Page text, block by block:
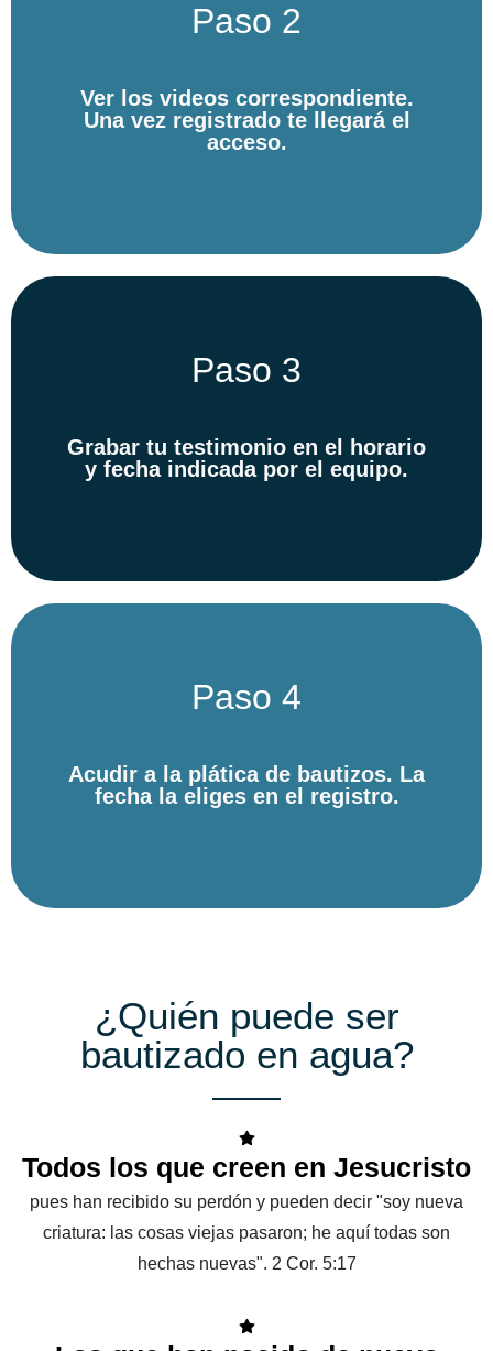
Paso 2
Ver los videos correspondiente.
Una vez registrado te llegará el
acceso.
Paso 3
Grabar tu testimonio en el horario
y fecha indicada por el equipo.
Paso 4
Acudir a la plática de bautizos. La
fecha la eliges en el registro.
¿Quién puede ser
bautizado en agua?
Todos los que creen en Jesucristo
pues han recibido su perdón y pueden decir "soy nueva
criatura: las cosas viejas pasaron; he aquí todas son
hechas nuevas". 2 Cor. 5:17